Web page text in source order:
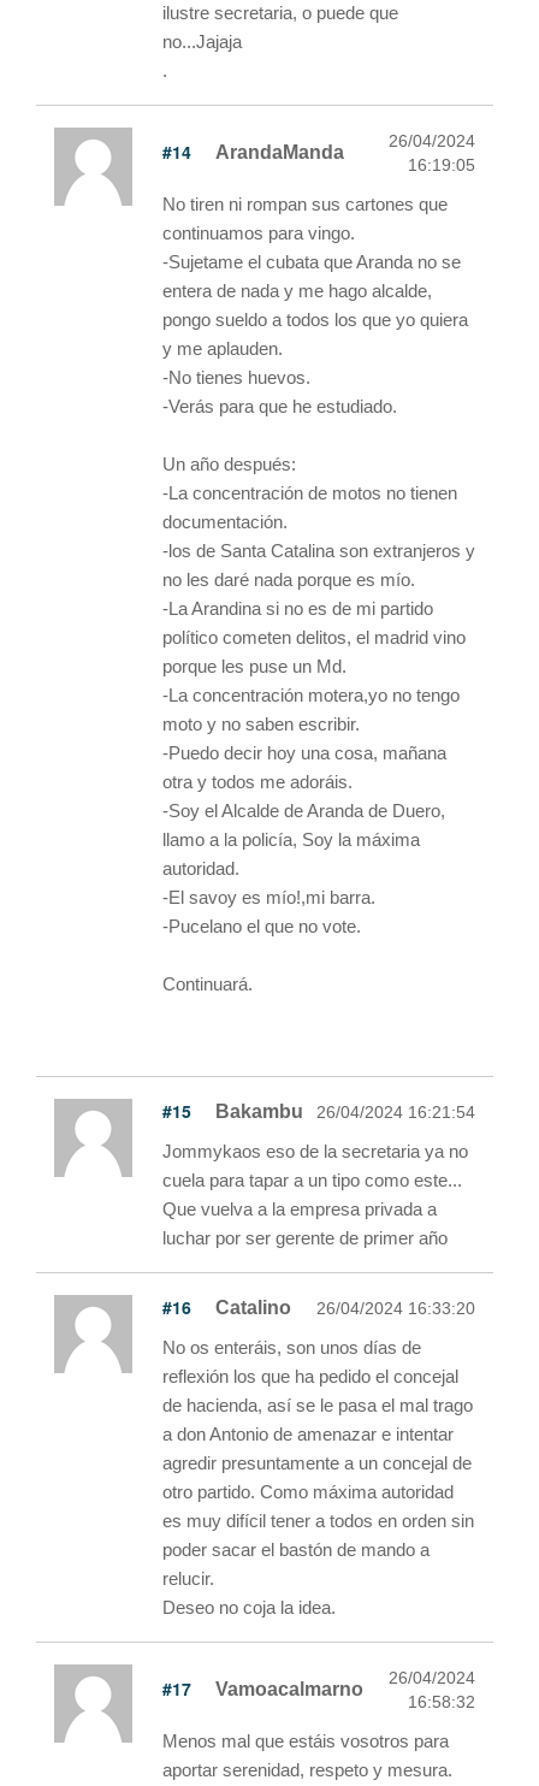
ilustre secretaria, o puede que
no...Jajaja
.
#14 ArandaManda
26/04/2024
16:19:05
No tiren ni rompan sus cartones que
continuamos para vingo.
-Sujetame el cubata que Aranda no se
entera de nada y me hago alcalde,
pongo sueldo a todos los que yo quiera
y me aplauden.
-No tienes huevos.
-Verás para que he estudiado.
Un año después:
-La concentración de motos no tienen
documentación.
-los de Santa Catalina son extranjeros y
no les daré nada porque es mío.
-La Arandina si no es de mi partido
político cometen delitos, el madrid vino
porque les puse un Md.
-La concentración motera,yo no tengo
moto y no saben escribir.
-Puedo decir hoy una cosa, mañana
otra y todos me adoráis.
-Soy el Alcalde de Aranda de Duero,
llamo a la policía, Soy la máxima
autoridad.
-El savoy es mío!,mi barra.
-Pucelano el que no vote.
Continuará.
#15 Bakambu 26/04/2024 16:21:54
Jommykaos eso de la secretaria ya no
cuela para tapar a un tipo como este...
Que vuelva a la empresa privada a
luchar por ser gerente de primer año
#16 Catalino 26/04/2024 16:33:20
No os enteráis, son unos días de
reflexión los que ha pedido el concejal
de hacienda, así se le pasa el mal trago
a don Antonio de amenazar e intentar
agredir presuntamente a un concejal de
otro partido. Como máxima autoridad
es muy difícil tener a todos en orden sin
poder sacar el bastón de mando a
relucir.
Deseo no coja la idea.
#17 Vamoacalmarno
26/04/2024
16:58:32
Menos mal que estáis vosotros para
aportar serenidad, respeto y mesura.